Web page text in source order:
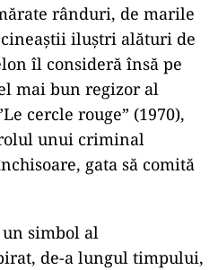
rânduri, de marile
iluștri alături de
îl consideră însă pe
mai bun regizor al
cercle rouge” (1970),
unui criminal
gata să comită
simbol al
de-a lungul timpului,